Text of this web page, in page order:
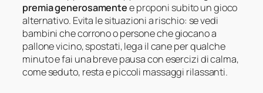
premia generosamentee proponi subito un gioco
alternativo. Evita le situazioni a rischio: se vedi
bambini che corrono o persone che giocano a
pallone vicino, spostati, lega il cane per qualche
minuto e fai una breve pausa con esercizi di calma,
come seduto, resta e piccoli massaggi rilassanti.